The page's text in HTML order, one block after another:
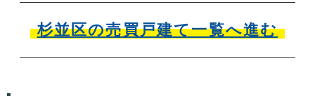
杉並区の売買戸建て一覧へ進む